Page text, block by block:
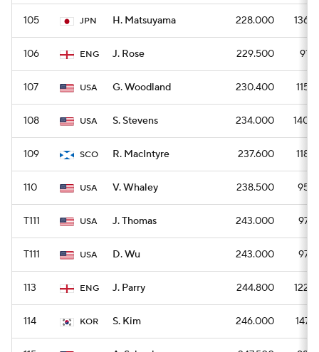
105 JPN H. Matsuyama 228.000 1368
106 ENG J. Rose 229.500 918
107 USA G. Woodland 230.400 1152
108 USA S. Stevens 234.000 1404
109 SCO R. MacIntyre 237.600 1188
110 USA V. Whaley 238.500 954
T111 USA J. Thomas 243.000 972
T111 USA D. Wu 243.000 972
113 ENG J. Parry 244.800 1224
114 KOR S. Kim 246.000 1476